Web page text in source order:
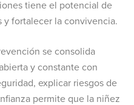
tiene el potencial de
y fortalecer la convivencia.
se consolida
y constante con
explicar riesgos de
permite que la niñez